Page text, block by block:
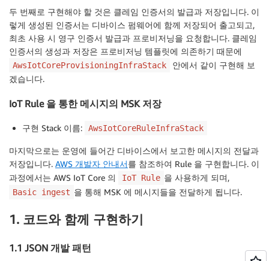
두 번째로 구현해야 할 것은 클레임 인증서의 발급과 저장입니다. 이
렇게 생성된 인증서는 디바이스 펌웨어에 함께 저장되어 출고되고,
최초 사용 시 영구 인증서 발급과 프로비저닝을 요청합니다. 클레임
인증서의 생성과 저장은 프로비저닝 템플릿에 의존하기 때문에
AwsIotCoreProvisioningInfraStack
안에서 같이 구현해 보
겠습니다.
IoT Rule 을 통한 메시지의 MSK 저장
구현 Stack 이름: AwsIotCoreRuleInfraStack
마지막으로는 운영에 들어간 디바이스에서 보고한 메시지의 전달과
저장입니다. AWS 개발자 안내서를 참조하여 Rule 을 구현합니다. 이
과정에서는 AWS IoT Core 의
IoT Rule 을 사용하게 되며,
Basic ingest 을 통해 MSK 에 메시지들을 전달하게 됩니다.
1. 코드와 함께 구현하기
1.1 JSON 개발 패턴